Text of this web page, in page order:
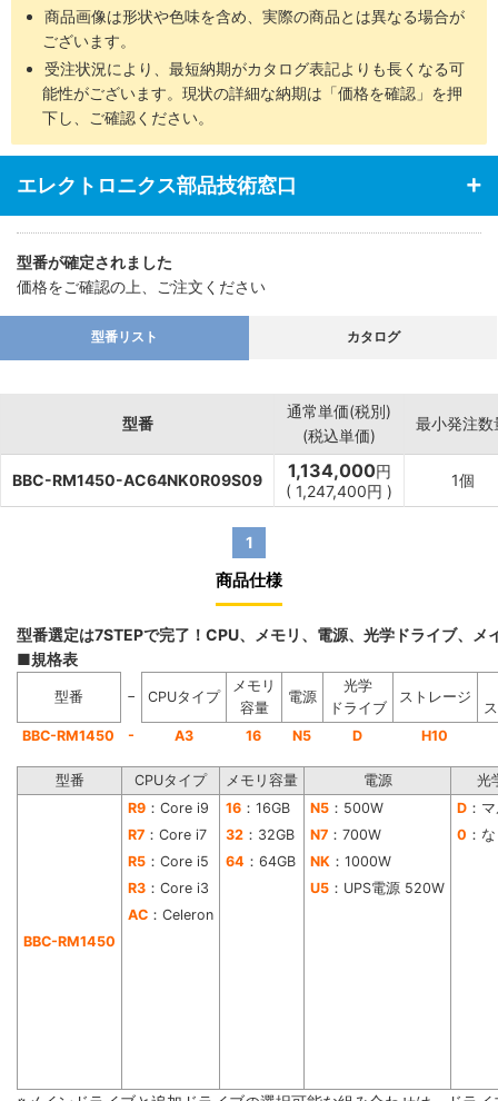
商品画像は形状や色味を含め、実際の商品とは異なる場合が
ございます。
受注状況により、最短納期がカタログ表記よりも長くなる可
能性がございます。現状の詳細な納期は「価格を確認」を押
下し、ご確認ください。
エレクトロニクス部品技術窓口
型番が確定されました
価格をご確認の上、ご注文ください
型番リスト カタログ
型番
通常単価(税別)
(税込単価)
最小発注数
BBC-RM1450-AC64NK0R09S09 1,134,000円
( 1,247,400円 )
1個
1
商品仕様
型番選定は7STEPで完了！CPU、メモリ、電源、光学ドライブ、
■規格表
型番 − CPUタイプ
メモリ
容量
電源
光学
ドライブ
ストレージ
BBC-RM1450
- A3 16 N5 D H10
型番 CPUタイプ メモリ容量 電源 光
BBC-RM1450
R9 ：Core i9 16 ：16GB N5 ：500W D ：
R7 ：Core i7 32 ：32GB N7 ：700W 0 ：
R5 ：Core i5 64 ：64GB NK ：1000W
R3 ：Core i3 U5 ：UPS電源 520W
AC ：Celeron